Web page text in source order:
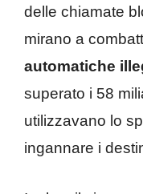
delle chiamate
mirano a
automatiche
superato i 58
utilizzavano lo
ingannare i